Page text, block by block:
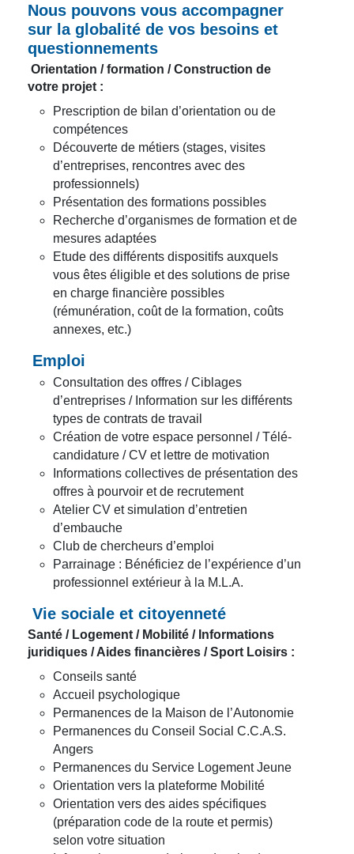
Nous pouvons vous accompagner
sur la globalité de vos besoins et
questionnements
Orientation / formation / Construction de
votre projet :
Prescription de bilan d’orientation ou de
compétences
Découverte de métiers (stages, visites
d’entreprises, rencontres avec des
professionnels)
Présentation des formations possibles
Recherche d’organismes de formation et de
mesures adaptées
Etude des différents dispositifs auxquels
vous êtes éligible et des solutions de prise
en charge financière possibles
(rémunération, coût de la formation, coûts
annexes, etc.)
Emploi
Consultation des offres / Ciblages
d’entreprises / Information sur les différents
types de contrats de travail
Création de votre espace personnel / Télé-
candidature / CV et lettre de motivation
Informations collectives de présentation des
offres à pourvoir et de recrutement
Atelier CV et simulation d’entretien
d’embauche
Club de chercheurs d’emploi
Parrainage : Bénéficiez de l’expérience d’un
professionnel extérieur à la M.L.A.
Vie sociale et citoyenneté
Santé / Logement / Mobilité / Informations
juridiques / Aides financières / Sport Loisirs :
Conseils santé
Accueil psychologique
Permanences de la Maison de l’Autonomie
Permanences du Conseil Social C.C.A.S.
Angers
Permanences du Service Logement Jeune
Orientation vers la plateforme Mobilité
Orientation vers des aides spécifiques
(préparation code de la route et permis)
selon votre situation